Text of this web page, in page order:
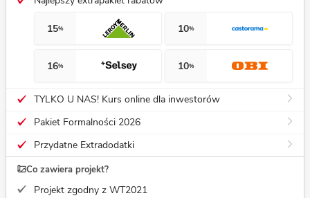
15% 10%
16% 10%
TYLKO U NAS! Kurs online dla inwestorów
Pakiet Formalności 2026
Przydatne Extradodatki
Co zawiera projekt?
Projekt zgodny z WT2021